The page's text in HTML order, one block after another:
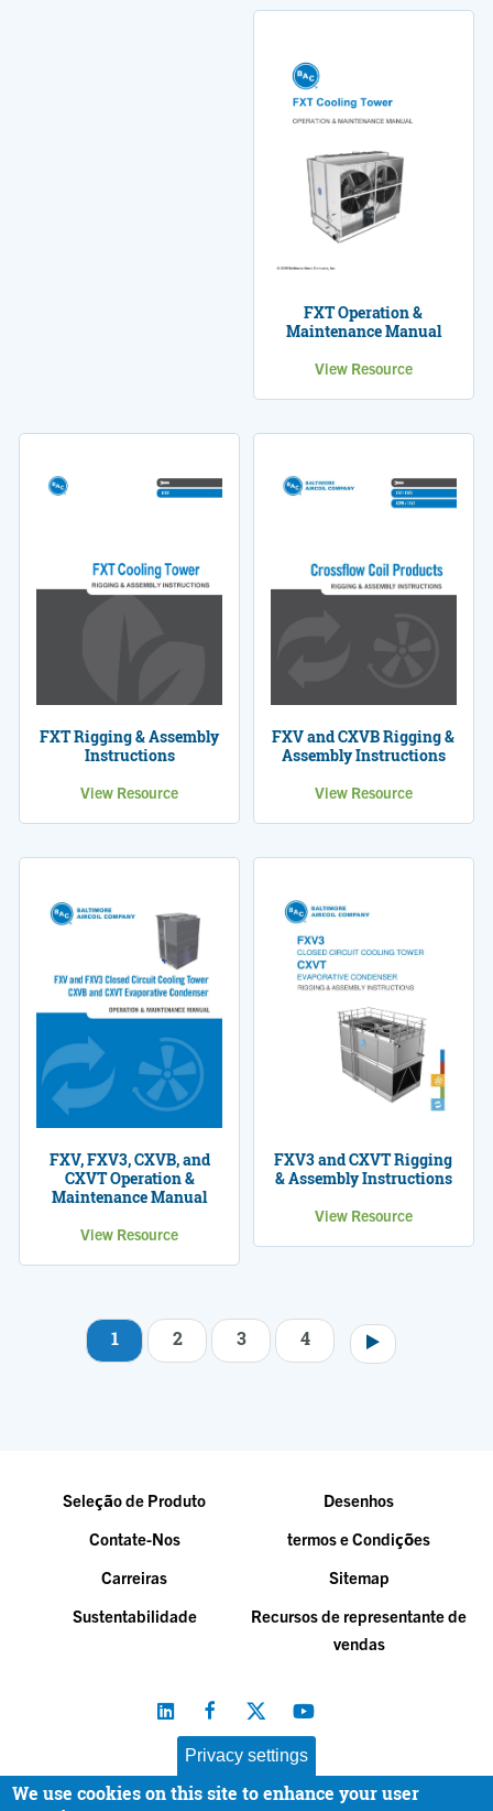
FXT Operation &
Maintenance Manual
View Resource
FXT Rigging & Assembly
Instructions
View Resource
FXV and CXVB Rigging &
Assembly Instructions
View Resource
FXV, FXV3, CXVB, and
CXVT Operation &
Maintenance Manual
View Resource
FXV3 and CXVT Rigging
& Assembly Instructions
View Resource
Paginação 1 2 3 4
Seleção de Produto
Desenhos
Contate-Nos
termos e Condições
Carreiras
Sitemap
Sustentabilidade
Recursos de representante de
vendas
Privacy settings
We use cookies on this site to enhance your user